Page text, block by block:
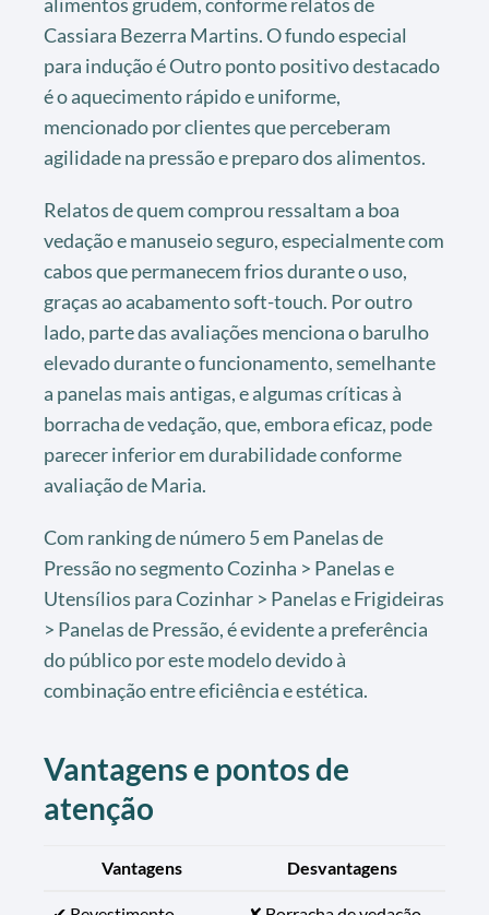
Cassiara Bezerra Martins. O fundo especial
para indução é Outro ponto positivo destacado
é o aquecimento rápido e uniforme,
mencionado por clientes que perceberam
agilidade na pressão e preparo dos alimentos.
Relatos de quem comprou ressaltam a boa
vedação e manuseio seguro, especialmente com
cabos que permanecem frios durante o uso,
graças ao acabamento soft-touch. Por outro
lado, parte das avaliações menciona o barulho
elevado durante o funcionamento, semelhante
a panelas mais antigas, e algumas críticas à
borracha de vedação, que, embora eficaz, pode
parecer inferior em durabilidade conforme
avaliação de Maria.
Com ranking de número 5 em Panelas de
Pressão no segmento Cozinha > Panelas e
Utensílios para Cozinhar > Panelas e Frigideiras
> Panelas de Pressão, é evidente a preferência
do público por este modelo devido à
combinação entre eficiência e estética.
Vantagens e pontos de
atenção
Vantagens Desvantagens